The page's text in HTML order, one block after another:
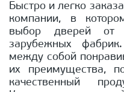
Быстро и легко
компании, в
выбор дверей от
зарубежных
между собой
их преимущества,
качественный